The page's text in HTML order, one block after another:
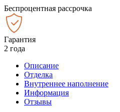
Беспроцентная рассрочка
Гарантия
2 года
Описание
Отделка
Внутреннее наполнение
Информация
Отзывы